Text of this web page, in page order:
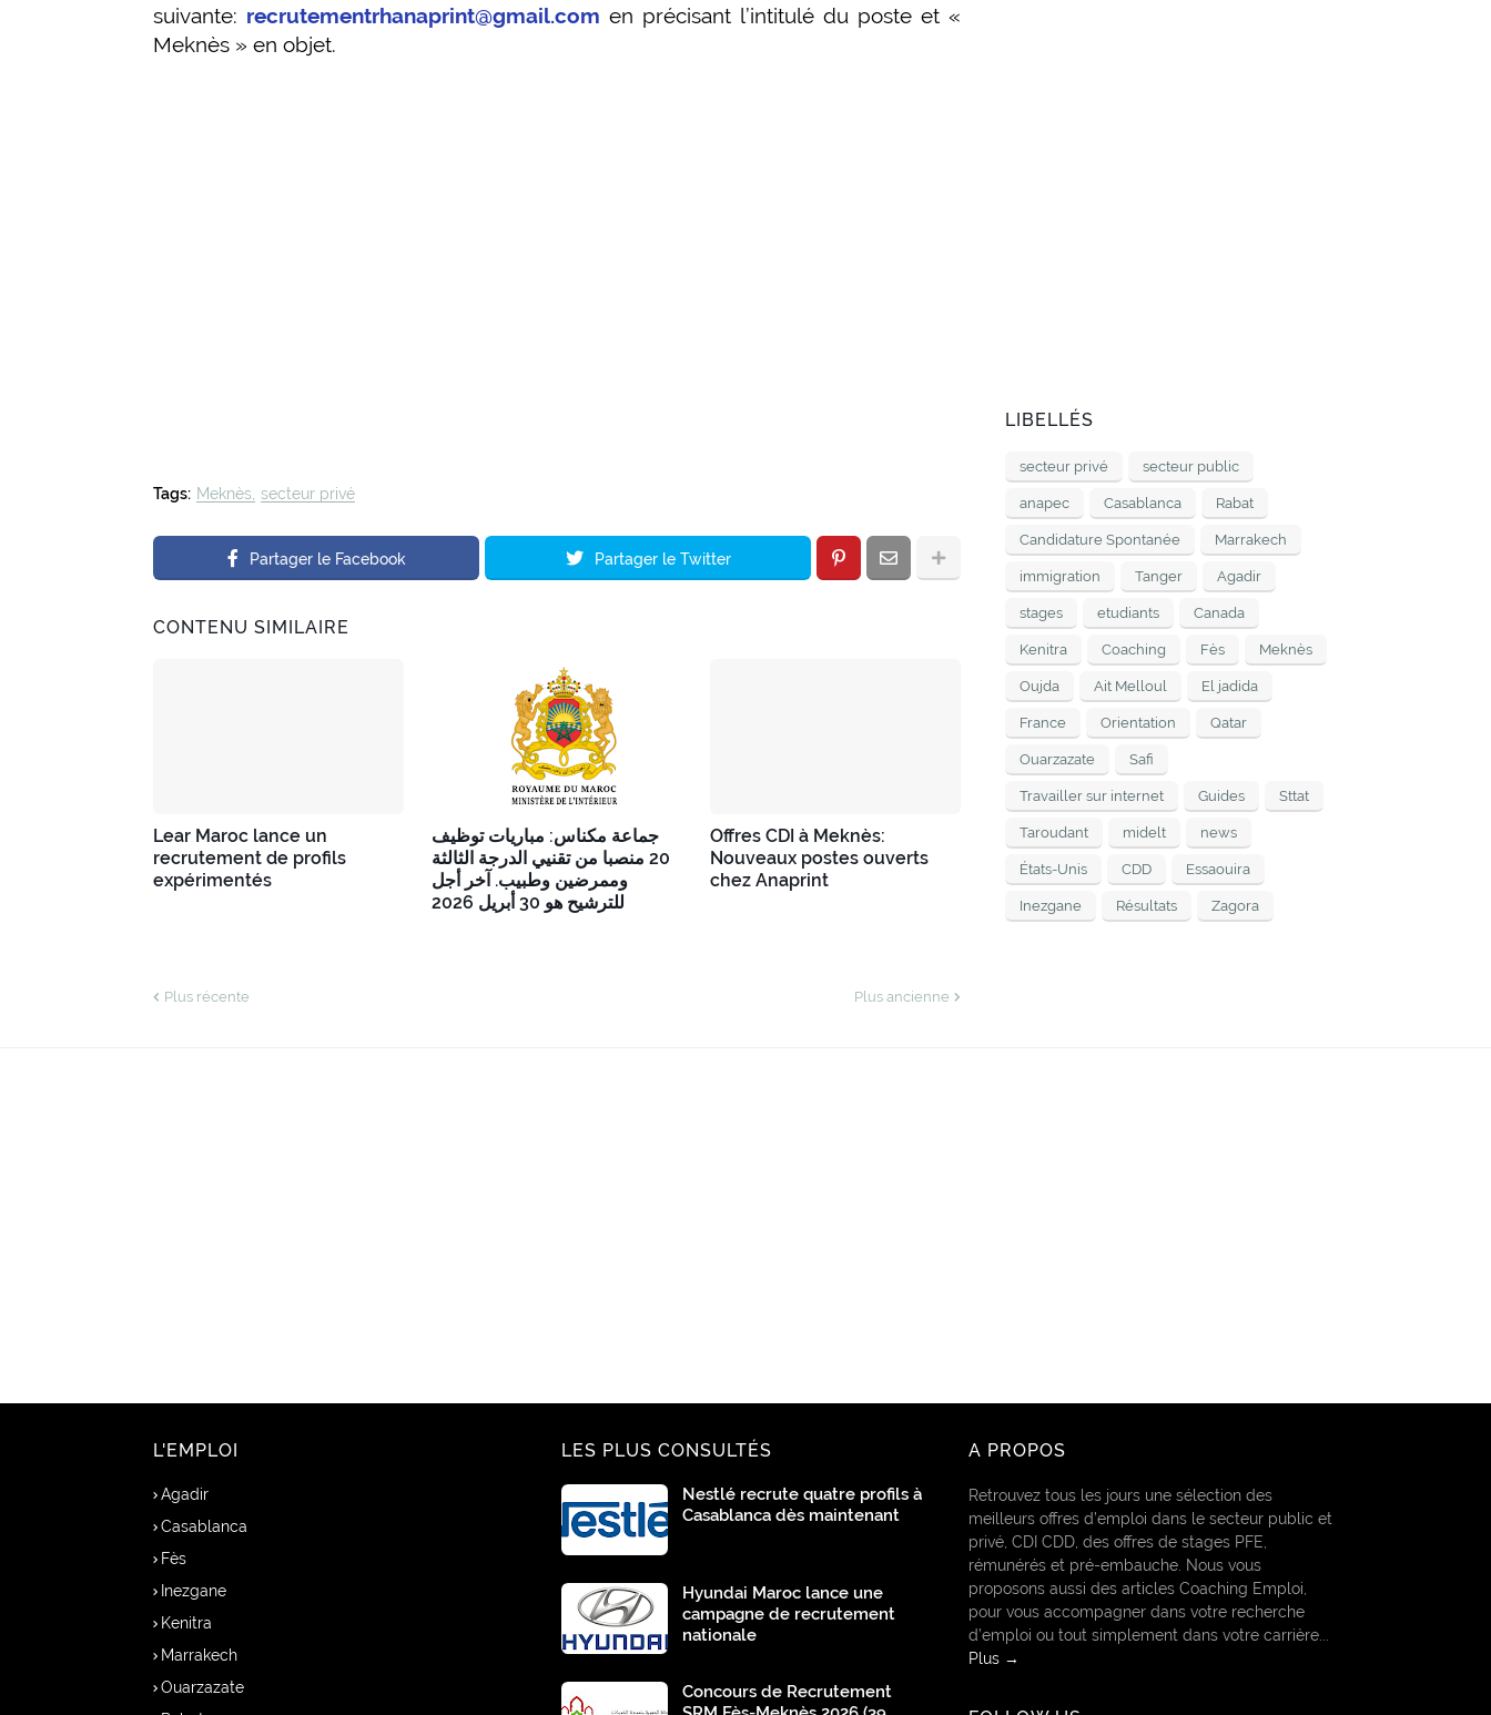
suivante: recrutementrhanaprint@gmail.com en précisant l’intitulé du poste et «
Meknès » en objet.
Tags: Meknès secteur privé
Partager le Facebook Partager le Twitter
CONTENU SIMILAIRE
Lear Maroc lance un
recrutement de profils
expérimentés
جماعة مكناس: مباريات توظيف
20 منصبا من تقنيي الدرجة الثالثة
وممرضين وطبيب. آخر أجل
للترشيح هو 30 أبريل 2026
Offres CDI à Meknès:
Nouveaux postes ouverts
chez Anaprint
Plus récente Plus ancienne
LIBELLÉS
secteur privé secteur public
anapec Casablanca Rabat
Candidature Spontanée Marrakech
immigration Tanger Agadir
stages etudiants Canada
Kenitra Coaching Fès Meknès
Oujda Ait Melloul El jadida
France Orientation Qatar
Ouarzazate Safi
Travailler sur internet Guides Sttat
Taroudant midelt news
États-Unis CDD Essaouira
Inezgane Résultats Zagora
L'EMPLOI
Agadir
Casablanca
Fès
Inezgane
Kenitra
Marrakech
Ouarzazate
LES PLUS CONSULTÉS
Nestlé recrute quatre profils à
Casablanca dès maintenant
Hyundai Maroc lance une
campagne de recrutement
nationale
Concours de Recrutement
A PROPOS
Retrouvez tous les jours une sélection des
meilleurs offres d’emploi dans le secteur public et
privé, CDI CDD, des offres de stages PFE,
rémunérés et pré-embauche. Nous vous
proposons aussi des articles Coaching Emploi,
pour vous accompagner dans votre recherche
d’emploi ou tout simplement dans votre carrière...
Plus →